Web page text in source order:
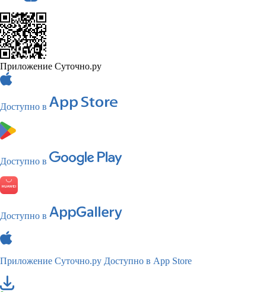
Приложение Суточно.ру
Доступно в
Доступно в
Доступно в
Приложение Суточно.ру Доступно в App Store